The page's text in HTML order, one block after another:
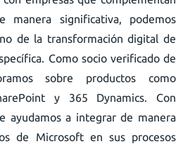
manera significativa, podemos
de la transformación digital de
Como socio verificado de
sobre productos como
y 365 Dynamics. Con
ayudamos a integrar de manera
de Microsoft en sus procesos